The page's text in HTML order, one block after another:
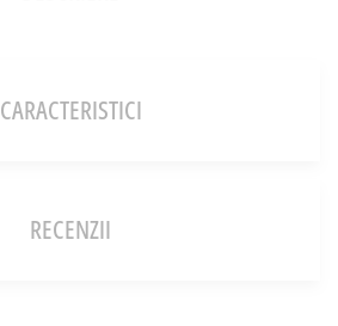
CARACTERISTICI
RECENZII